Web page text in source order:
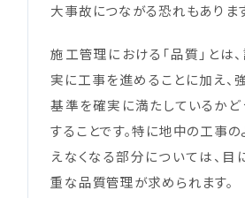
大事故につながる恐れもあります
施工管理における「品質」とは
実に工事を進めることに加え、
基準を確実に満たしているかど
することです。特に地中の工事
えなくなる部分については、目
重な品質管理が求められます。